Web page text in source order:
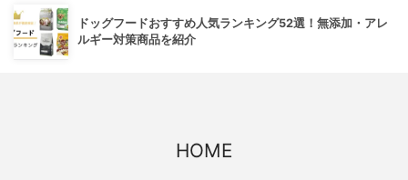
ドッグフードおすすめ人気ランキング52選！無添加・アレ
ルギー対策商品を紹介
HOME